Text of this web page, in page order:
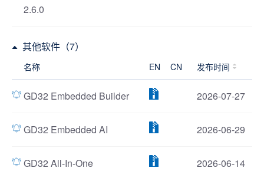
2.6.0
其他软件（7）
名称 EN CN 发布时间
GD32 Embedded Builder 2026-07-27
GD32 Embedded AI 2026-06-29
GD32 All-In-One
2026-06-14